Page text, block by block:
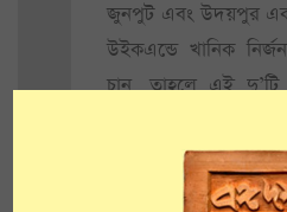
জুনপুট এবং উদয়পুর
উইকএন্ডে খানিক
চান, তাহলে এই